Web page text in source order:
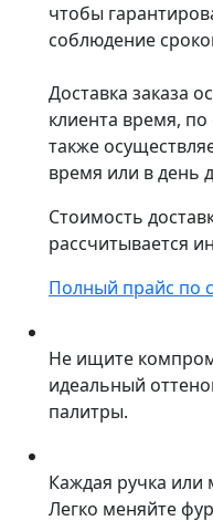
чтобы
соблюдение
Доставка заказа
клиента время,
также
время или в день
Стоимость
рассчитывается
Полный прайс по
Не ищите
идеальный
палитры.
Каждая ручка
Легко меняйте